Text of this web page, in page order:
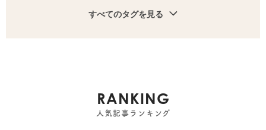
すべてのタグを見る
RANKING
人気記事ランキング